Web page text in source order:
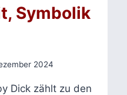
Symbolik
2024
Dick zählt zu den